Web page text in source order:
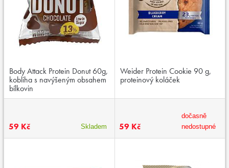
Body Attack Protein Donut 60g,
kobliha s navýšeným obsahem
bílkovin
59 Kč Skladem
Weider Protein Cookie 90 g,
proteinový koláček
59 Kč
dočasně
nedostupné